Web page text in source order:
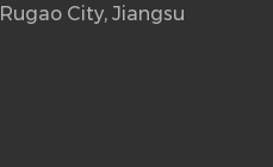
City, Jiangsu